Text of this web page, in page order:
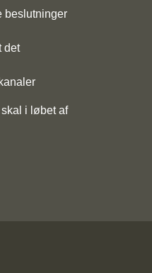
beslutninger
det
i løbet af